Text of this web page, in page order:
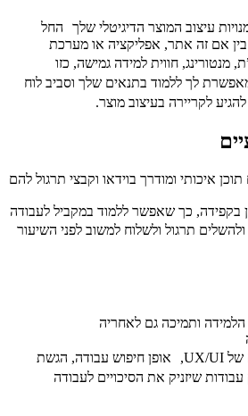
עיצוב המוצר הדיגיטלי שלך החל
אם זה אתר, אפליקציה או מערכת
חווית למידה גמישה, כזו
לך ללמוד בתנאים שלך וסביב לוח
לקריירה בעיצוב מוצר.
איכותי ומודרך בוידאו וקבצי תרגול להם
בקפידה, כך שאפשר ללמוד במקביל לעבודה
תרגול ולשלוח למשוב לפני השיעור
ותמיכה גם לאחריה
שיעור מיוחד על הכנת קו”ח של UX/UI, אופן חיפוש עבודה, הגשת
שיזניק את הסיכויים לעבודה